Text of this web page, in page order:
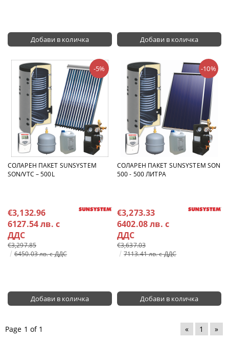
СОЛАРЕН ПАКЕТ SUNSYSTEM
SON/VTC – 500L
-5%
€3,132.96
6127.54 лв. с
ДДС
€3,297.85
6450.03 лв. с ДДС
СОЛАРЕН ПАКЕТ SUNSYSTEM SON
500 - 500 ЛИТРА
-10%
€3,273.33
6402.08 лв. с
ДДС
€3,637.03
7113.41 лв. с ДДС
Page 1 of 1 « 1 »